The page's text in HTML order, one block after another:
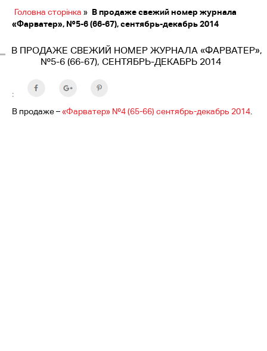
Головна сторінка » В продаже свежий номер журнала
«Фарватер», №5-6 (66-67), сентябрь-декабрь 2014
В ПРОДАЖЕ СВЕЖИЙ НОМЕР ЖУРНАЛА «ФАРВАТЕР»,
№5-6 (66-67), СЕНТЯБРЬ-ДЕКАБРЬ 2014
:
В продаже –«Фарватер» №4 (65-66) сентябрь-декабрь 2014